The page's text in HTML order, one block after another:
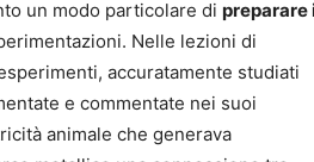
un modo particolare di preparare
Nelle lezioni di
accuratamente studiati
e commentate nei suoi
animale che generava